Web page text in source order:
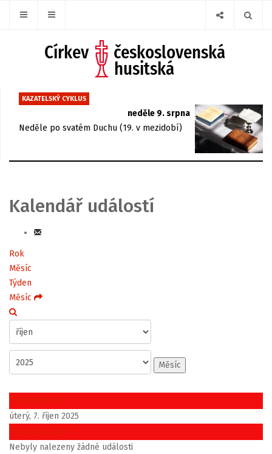
KAZATELSKÝ CYKLUS
neděle 9. srpna
Neděle po svatém Duchu (19. v mezidobí)
Kalendář událostí
Rok
Měsíc
Týden
Měsíc
Měsíc
Předchozí den
úterý, 7. říjen 2025
Následující den
Nebyly nalezeny žádné události